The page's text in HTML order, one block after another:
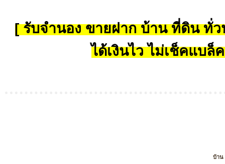
[ รับจำนอง ขายฝาก บ้าน ที่ดิน ทั่ว
ได้เงินไว ไม่เช็คแบล็
บ้าน